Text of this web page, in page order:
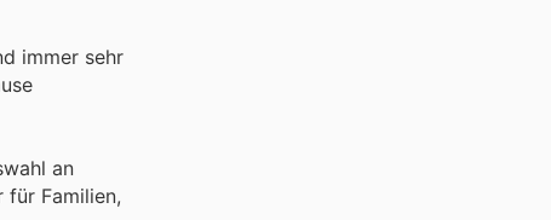
immer sehr
an
für Familien,